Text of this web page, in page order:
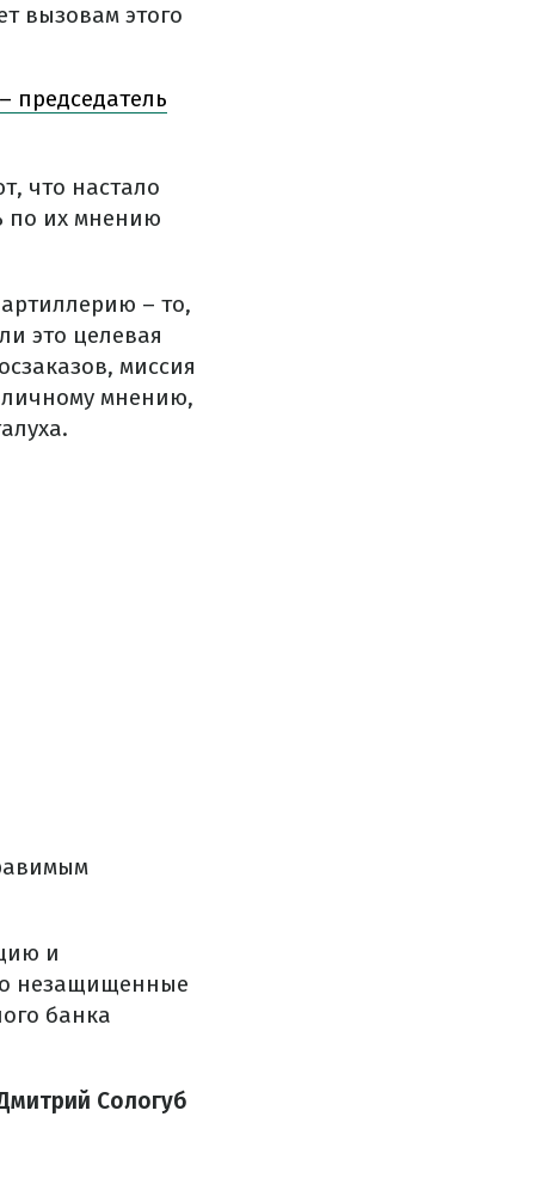
вызовам этого
председатель
что настало
по их мнению
– то,
это целевая
миссия
личному мнению,
и
незащищенные
банка
Сологуб